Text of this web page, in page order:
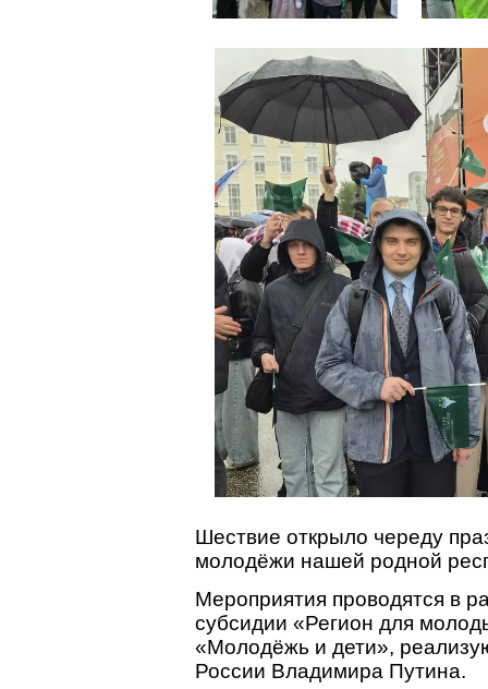
Шествие открыло череду
молодёжи нашей родной
Мероприятия проводятся в
субсидии «Регион для
«Молодёжь и дети»,
России Владимира Путина.